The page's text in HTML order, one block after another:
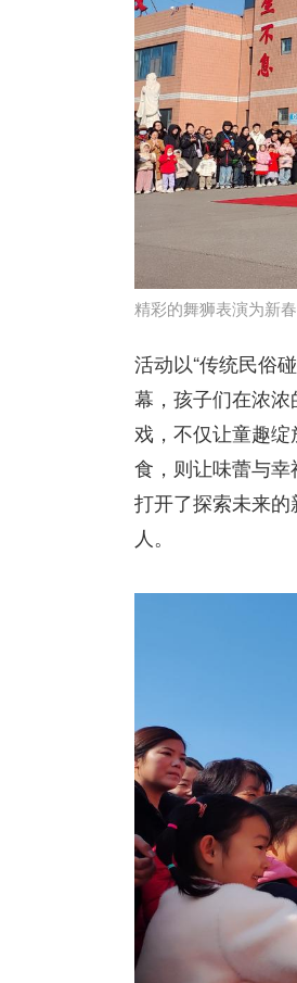
精彩的舞狮表演为新
活动以“传统民俗
幕，孩子们在浓
戏，不仅让童趣
食，则让味蕾与
打开了探索未来
人。